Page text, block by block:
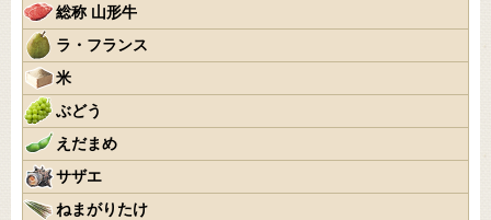
総称 山形牛
ラ・フランス
米
ぶどう
えだまめ
サザエ
ねまがりたけ